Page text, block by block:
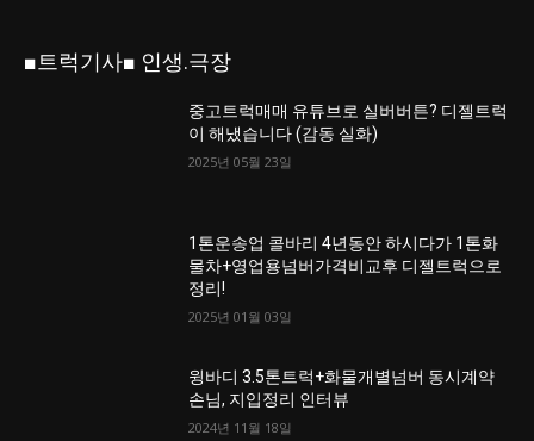
■트럭기사■ 인생.극장
중고트럭매매 유튜브로 실버버튼? 디젤트럭
이 해냈습니다 (감동 실화)
2025년 05월 23일
1톤운송업 콜바리 4년동안 하시다가 1톤화
물차+영업용넘버가격비교후 디젤트럭으로
정리!
2025년 01월 03일
윙바디 3.5톤트럭+화물개별넘버 동시계약
손님, 지입정리 인터뷰
2024년 11월 18일